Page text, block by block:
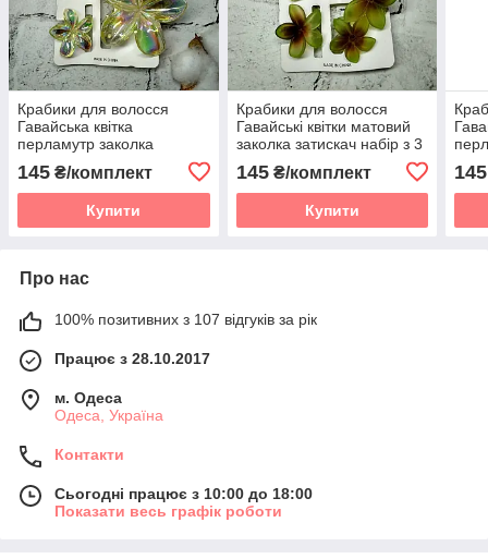
Крабики для волосся
Гавайська квітка
перламутр заколка
Жовтий 8433-2
145 ₴/комплект
Купити
Крабики для волосся
Гавайські квітки матовий
заколка затискач набір з 3
145₴/комплект
Купити
145
Про нас
100% позитивних з 107 відгуків за рік
Працює з 28.10.2017
м. Одеса
Одеса, Україна
Контакти
Сьогодні працює з 10:00 до 18:00
Показати весь графік роботи